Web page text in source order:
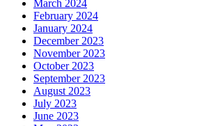
March 2024
February 2024
January 2024
December 2023
November 2023
October 2023
September 2023
August 2023
July 2023
June 2023